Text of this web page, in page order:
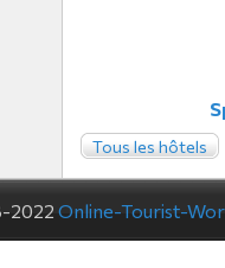
Tous les hôtels
2022 Online-Tourist-